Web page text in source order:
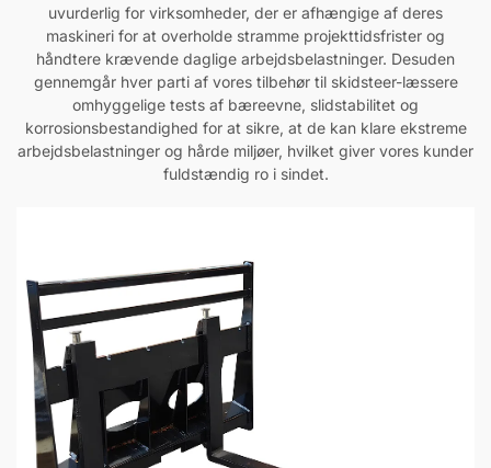
uvurderlig for virksomheder, der er afhængige af deres
maskineri for at overholde stramme projekttidsfrister og
håndtere krævende daglige arbejdsbelastninger. Desuden
gennemgår hver parti af vores tilbehør til skidsteer-læssere
omhyggelige tests af bæreevne, slidstabilitet og
korrosionsbestandighed for at sikre, at de kan klare ekstreme
arbejdsbelastninger og hårde miljøer, hvilket giver vores kunder
fuldstændig ro i sindet.